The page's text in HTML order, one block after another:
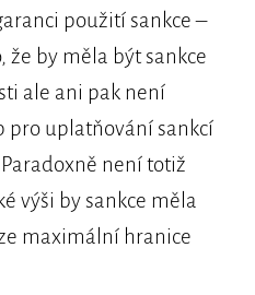
použití sankce –
že by měla být sankce
ale ani pak není
pro uplatňování sankcí
není totiž
výši by sankce měla
maximální hranice